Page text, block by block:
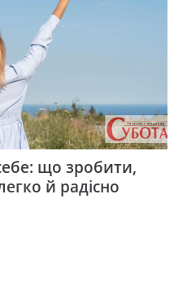
що зробити,
й радісно